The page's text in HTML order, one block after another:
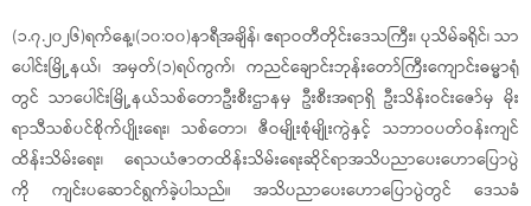
(၁.၇.၂၀၂၆)ရက်နေ့၊(၁၀:ဝ၀)နာရီအချိန်၊ ဧရာဝတီတိုင်းဒေသကြီး၊ ပုသိမ်ခရိုင်၊ သာ
ပေါင်းမြို့နယ်၊ အမှတ်(၁)ရပ်ကွက်၊ ကညင်ချောင်းဘုန်းတော်ကြီးကျောင်းဓမ္မာရုံ
တွင် သာပေါင်းမြို့နယ်သစ်တောဦးစီးဌာနမှ ဦးစီးအရာရှိ ဦးသိန်းဝင်းဇော်မှ မိုး
ရာသီသစ်ပင်စိုက်ပျိုးရေး၊ သစ်တော၊ ဇီဝမျိုးစုံမျိုးကွဲနှင့် သဘာဝပတ်ဝန်းကျင်
ထိန်းသိမ်းရေး၊ ရေသယံဇာတထိန်းသိမ်းရေးဆိုင်ရာအသိပညာပေးဟောပြောပွဲ
ကို ကျင်းပဆောင်ရွက်ခဲ့ပါသည်။ အသိပညာပေးဟောပြောပွဲတွင် ဒေသခံ